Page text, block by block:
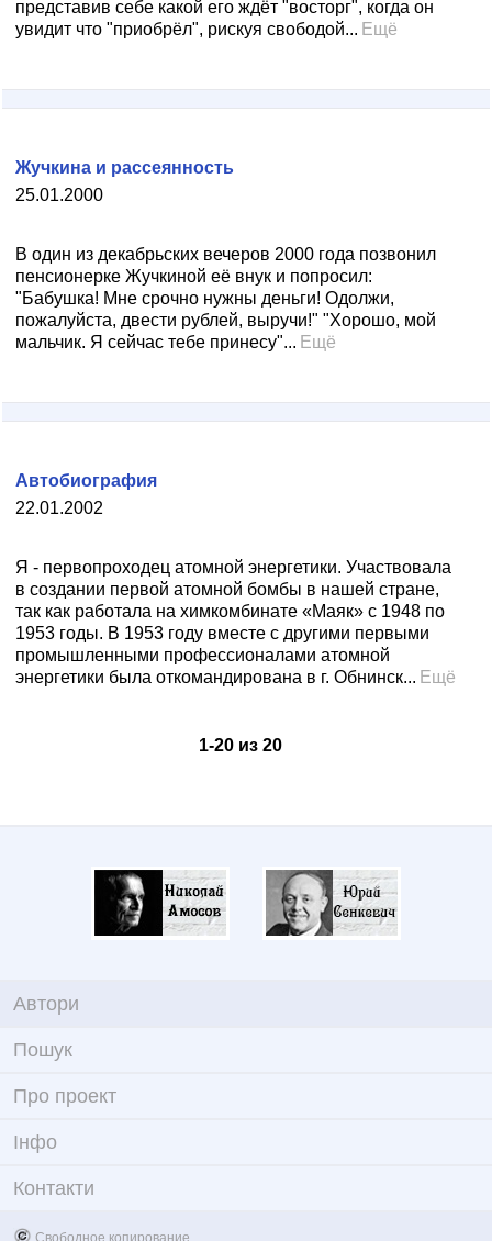
представив себе какой его ждёт "восторг", когда он
увидит что "приобрёл", рискуя свободой... Ещё
25.01.2000
Жучкина и рассеянность
В один из декабрьских вечеров 2000 года позвонил
пенсионерке Жучкиной её внук и попросил:
"Бабушка! Мне срочно нужны деньги! Одолжи,
пожалуйста, двести рублей, выручи!" "Хорошо, мой
мальчик. Я сейчас тебе принесу"... Ещё
22.01.2002
Автобиография
Я - первопроходец атомной энергетики. Участвовала
в создании первой атомной бомбы в нашей стране,
так как работала на химкомбинате «Маяк» с 1948 по
1953 годы. В 1953 году вместе с другими первыми
промышленными профессионалами атомной
энергетики была откомандирована в г. Обнинск... Ещё
1-20 из 20
Автори
Пошук
Про проект
Iнфо
Контакти
Свободное копирование